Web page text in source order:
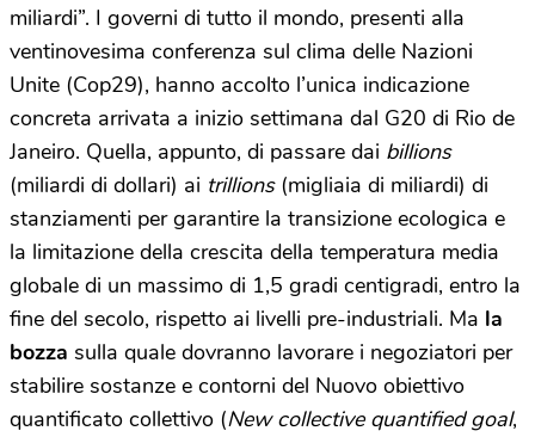
miliardi”. I governi di tutto il mondo, presenti alla
ventinovesima conferenza sul clima delle Nazioni
Unite (Cop29), hanno accolto l’unica indicazione
concreta arrivata a inizio settimana dal G20 di Rio de
Janeiro. Quella, appunto, di passare dai billions
(miliardi di dollari) ai trillions(migliaia di miliardi) di
stanziamenti per garantire la transizione ecologica e
la limitazione della crescita della temperatura media
globale di un massimo di 1,5 gradi centigradi, entro la
fine del secolo, rispetto ai livelli pre-industriali. Ma la
bozza sulla quale dovranno lavorare i negoziatori per
stabilire sostanze e contorni del Nuovo obiettivo
quantificato collettivo (New collective quantified goal,